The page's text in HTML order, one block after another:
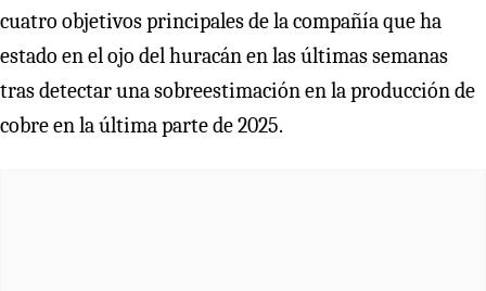
cuatro objetivos principales de la compañía que ha
estado en el ojo del huracán en las últimas semanas
tras detectar una sobreestimación en la producción de
cobre en la última parte de 2025.